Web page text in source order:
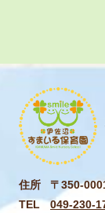
住所
〒350-
TEL
049-230-